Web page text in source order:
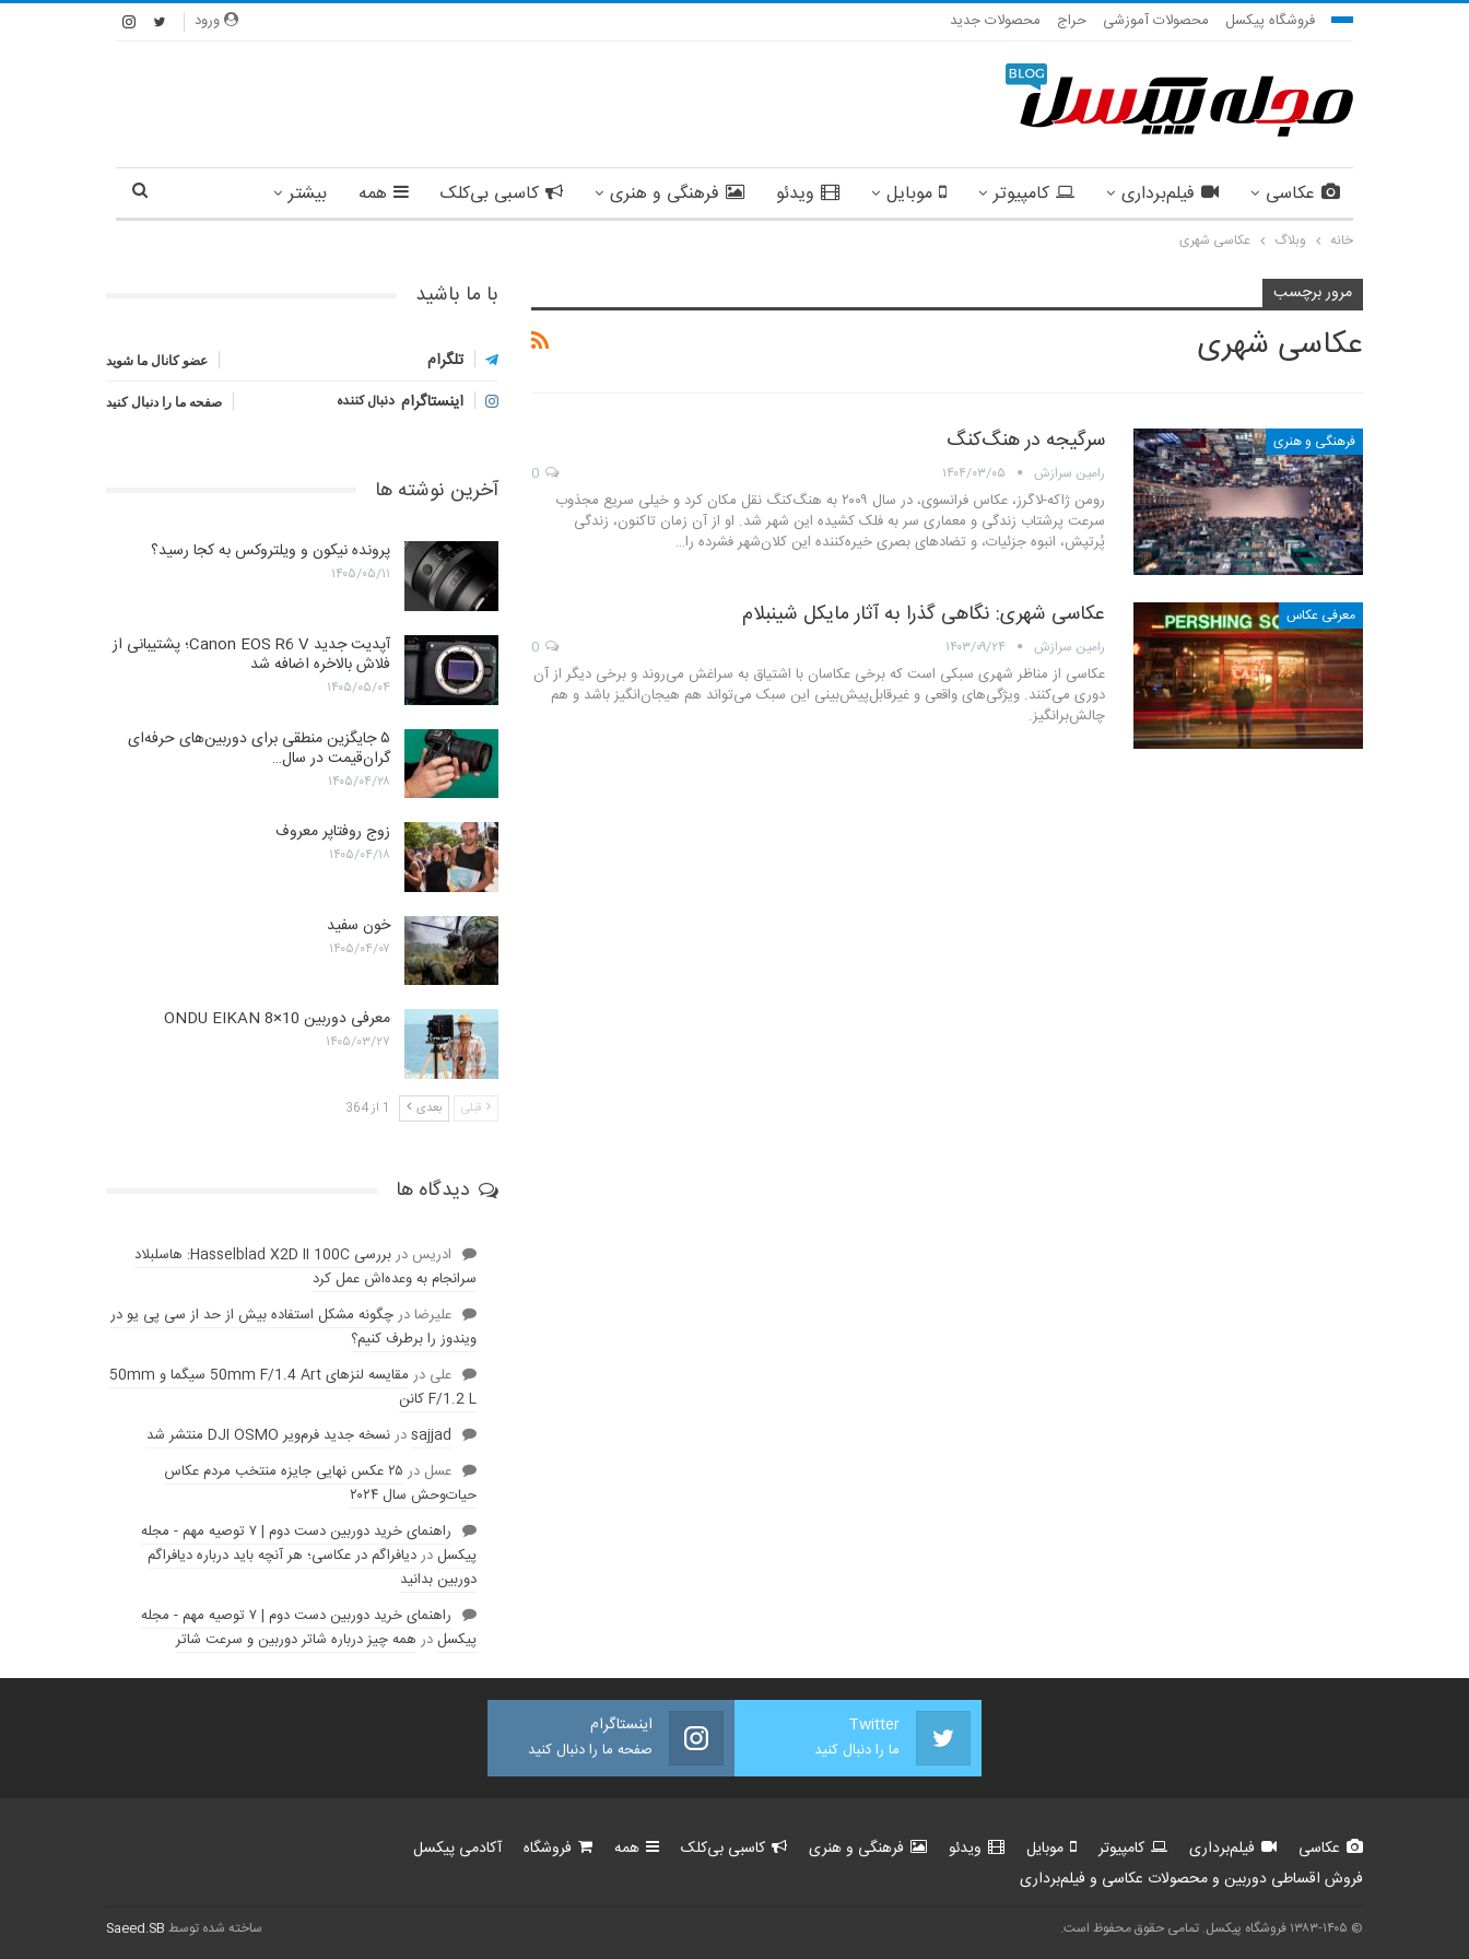
ورود فروشگاه پیکسل محصولات آموزشی حراج محصولات جدید
عکاسی فیلم‌برداری کامپیوتر موبایل ویدئو فرهنگی و هنری کاسبی بی‌کلک همه بیشتر
خانه وبلاگ عکاسی شهری
مرور برچسب
عکاسی شهری
فرهنگی و هنری سرگیجه‌ در هنگ‌کنگ
رامین سرازش ۱۴۰۴/۰۳/۰۵
رومن ژاکه-لاگرز، عکاس فرانسوی، در سال ۲۰۰۹ به هنگ‌کنگ نقل مکان کرد و خیلی سریع مجذوب
سرعت پرشتاب زندگی و معماری سر به فلک کشیده‌ این شهر شد. او از آن زمان تاکنون، زندگی
پُرتپش، انبوه جزئیات، و تضادهای بصری خیره‌کننده‌ این کلان‌شهر فشرده را…
معرفی عکاس عکاسی شهری: نگاهی گذرا به آثار مایکل شینبلام
رامین سرازش ۱۴۰۳/۰۹/۲۴
عکاسی از مناظر شهری سبکی است که برخی عکاسان با اشتیاق به سراغش می‌روند و برخی دیگر از آن
دوری می‌کنند. ویژگی‌های واقعی و غیرقابل‌پیش‌بینی این سبک می‌تواند هم هیجان‌انگیز باشد و هم
چالش‌برانگیز.
با ما باشید
تلگرام عضو کانال ما شوید
اینستاگرام دنبال کننده صفحه ما را دنبال کنید
آخرین نوشته ها
پرونده نیکون و ویلتروکس به کجا رسید؟
۱۴۰۵/۰۵/۱۱
آپدیت جدید Canon EOS R6 V؛ پشتیبانی از
فلاش بالاخره اضافه شد
۱۴۰۵/۰۵/۰۴
۵ جایگزین منطقی برای دوربین‌های حرفه‌ای
گران‌قیمت در سال…
۱۴۰۵/۰۴/۲۸
زوج روفتاپر معروف
۱۴۰۵/۰۴/۱۸
خون سفید
۱۴۰۵/۰۴/۰۷
معرفی دوربین ONDU EIKAN 8×10
۱۴۰۵/۰۳/۲۷
قبلی بعدی 1 از 364
دیدگاه ها
ادریس در
بررسی Hasselblad X2D II 100C: هاسلبلاد
سرانجام به وعده‌‌اش عمل کرد
عليرضادرچگونه مشکل استفاده بیش از حد از سی پی یو در
ویندوز را برطرف کنیم؟
علی در
مقایسه لنز‌های 50mm F/1.4 Art سیگما و 50mm
F/1.2 L کانن
sajjadدرنسخه جدید فرم‌ویر DJI OSMO منتشر شد
عسل در
۲۵ عکس نهایی جایزه منتخب مردم عکاس
حیات‌وحش سال ۲۰۲۴
راهنمای خرید دوربین دست دوم | ۷ توصیه مهم - مجله
پیکسلدردیافراگم در عکاسی؛ هر آنچه باید درباره دیافراگم
دوربین بدانید
راهنمای خرید دوربین دست دوم | ۷ توصیه مهم - مجله
پیکسلدر همه چیز درباره شاتر دوربین و سرعت شاتر
Twitter
ما را دنبال کنید
اینستاگرام
صفحه ما را دنبال کنید
عکاسی فیلم‌برداری کامپیوتر موبایل ویدئو فرهنگی و هنری کاسبی بی‌کلک همه فروشگاه
آکادمی پیکسل
فروش اقساطی دوربین و محصولات عکاسی و فیلم‌برداری
© ۱۳۸۳-۱۴۰۵ فروشگاه پیکسل. تمامی حقوق محفوظ است. ساخته شده توسط Saeed.SB